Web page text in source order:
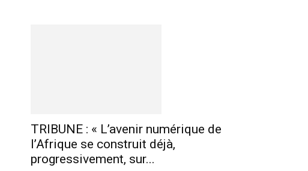
TRIBUNE : « L’avenir numérique de
l’Afrique se construit déjà,
progressivement, sur...